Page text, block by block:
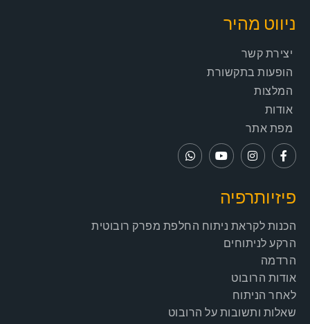
ניווט מהיר
יצירת קשר
הופעות בתקשורת
המלצות
אודות
מפת אתר
פיזיותרפיה
הכנות לקראת ניתוח החלפת מפרק רובוטית
הרקע לניתוחים
הרדמה
אודות הרובוט
לאחר הניתוח
שאלות ותשובות על הרובוט